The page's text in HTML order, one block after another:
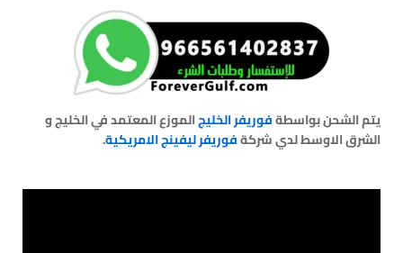
يتم الشحن بواسطةفوريفر الخليجالموزع المعتمد في الخليج و
الشرق الاوسط لدي شركةفوريفر ليفينج الامريكية.